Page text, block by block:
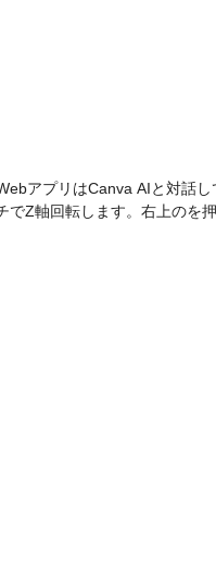
アプリはCanva AIと対話
Z軸回転します。右上のを